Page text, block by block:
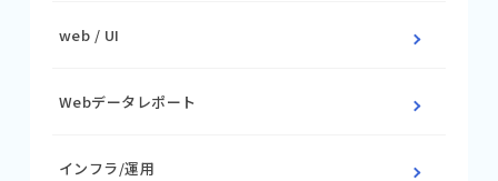
web / UI
Webデータレポート
インフラ/運用